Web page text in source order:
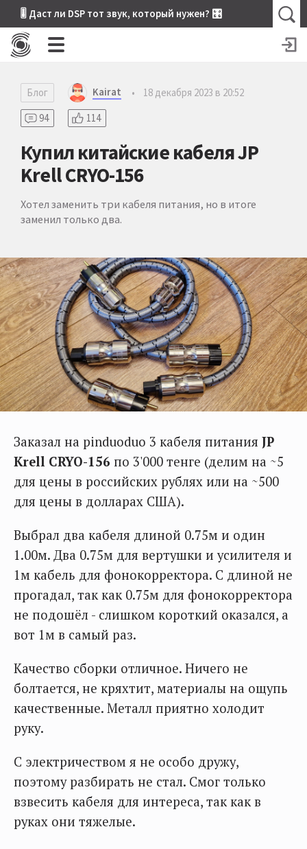
🎚 Даст ли DSP тот звук, который нужен? 🎛
Блог Kairat •
18 декабря 2023 в 20:52
94
114
Купил китайские кабеля JP
Krell CRYO-156
Хотел заменить три кабеля питания, но в итоге
заменил только два.
Заказал на pinduoduo 3 кабеля питания JP
Krell CRYO-156 по 3'000 тенге (делим на ~5
для цены в российских рублях или на ~500
для цены в долларах США).
Выбрал два кабеля длиной 0.75м и один
1.00м. Два 0.75м для вертушки и усилителя и
1м кабель для фонокорректора. С длиной не
прогадал, так как 0.75м для фонокорректора
не подошёл - слишком короткий оказался, а
вот 1м в самый раз.
Качество сборки отличное. Ничего не
болтается, не кряхтит, материалы на ощупь
качественные. Металл приятно холодит
руку.
С электричеством я не особо дружу,
поэтому разбирать не стал. Смог только
взвесить кабеля для интереса, так как в
руках они тяжелые.